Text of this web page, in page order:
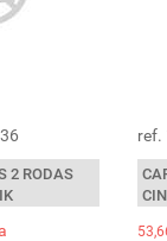
2 RODAS
ref.